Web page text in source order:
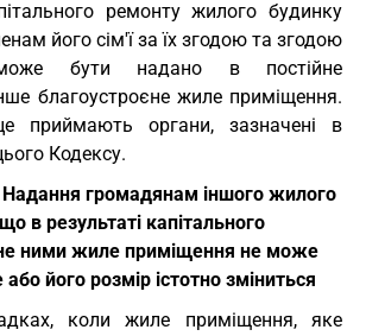
ремонту жилого будинку
його сім'ї за їх згодою та згодою
бути надано в постійне
благоустроєне жиле приміщення.
приймають органи, зазначені в
Кодексу.
Надання громадянам іншого жилого
в результаті капітального
ними жиле приміщення не може
його розмір істотно зміниться
коли жиле приміщення, яке